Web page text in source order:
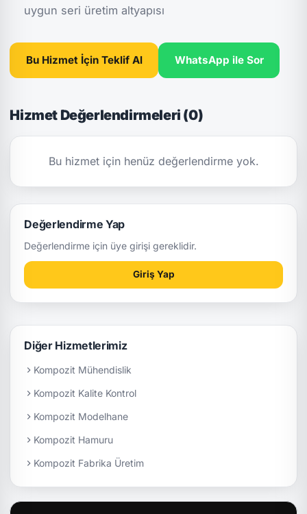
uygun seri üretim altyapısı
Bu Hizmet İçin Teklif Al WhatsApp ile Sor
Hizmet Değerlendirmeleri (0)
Bu hizmet için henüz değerlendirme yok.
Değerlendirme Yap
Değerlendirme için üye girişi gereklidir.
Giriş Yap
Diğer Hizmetlerimiz
Kompozit Mühendislik
Kompozit Kalite Kontrol
Kompozit Modelhane
Kompozit Hamuru
Kompozit Fabrika Üretim